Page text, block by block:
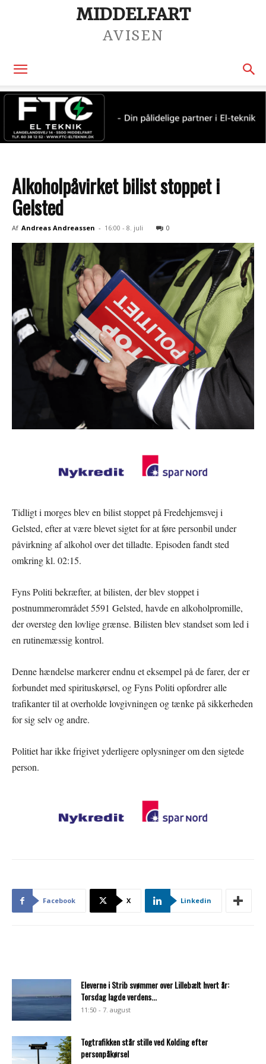
MIDDELFART
AVISEN
Alkoholpåvirket bilist stoppet i
Gelsted
Af Andreas Andreassen - 16:00 - 8. juli 0
Tidligt i morges blev en bilist stoppet på Fredehjemsvej i
Gelsted, efter at være blevet sigtet for at føre personbil under
påvirkning af alkohol over det tilladte. Episoden fandt sted
omkring kl. 02:15.
Fyns Politi bekræfter, at bilisten, der blev stoppet i
postnummerområdet 5591 Gelsted, havde en alkoholpromille,
der oversteg den lovlige grænse. Bilisten blev standset som led i
en rutinemæssig kontrol.
Denne hændelse markerer endnu et eksempel på de farer, der er
forbundet med spirituskørsel, og Fyns Politi opfordrer alle
trafikanter til at overholde lovgivningen og tænke på sikkerheden
for sig selv og andre.
Politiet har ikke frigivet yderligere oplysninger om den sigtede
person.
Facebook X Linkedin
Eleverne i Strib svømmer over Lillebælt hvert år:
Torsdag lagde verdens...
11:50 - 7. august
Togtrafikken står stille ved Kolding efter
personpåkørsel